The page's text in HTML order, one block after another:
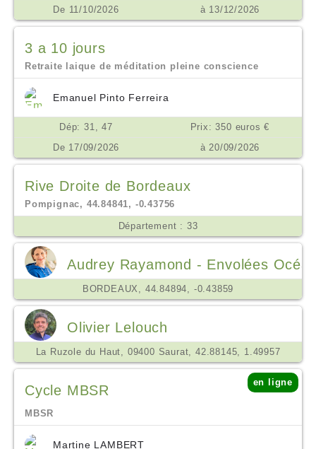
De 11/10/2026
à 13/12/2026
3 a 10 jours
Retraite laique de méditation pleine conscience
Emanuel Pinto Ferreira
Dép: 31, 47
Prix: 350 euros €
De 17/09/2026
à 20/09/2026
Rive Droite de Bordeaux
Pompignac, 44.84841, -0.43756
Département : 33
Audrey Rayamond - Envolées
BORDEAUX, 44.84894, -0.43859
Olivier Lelouch
La Ruzole du Haut, 09400 Saurat, 42.88145, 1.49957
Cycle MBSR
en ligne
MBSR
Martine LAMBERT